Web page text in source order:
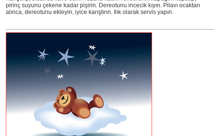
pirinç suyunu çekene kadar pişirin. Dereotunu incecik kıyın. Pilavı ocaktan
alınca, dereotunu ekleyin, iyice karıştırın. Ilık olarak servis yapın.